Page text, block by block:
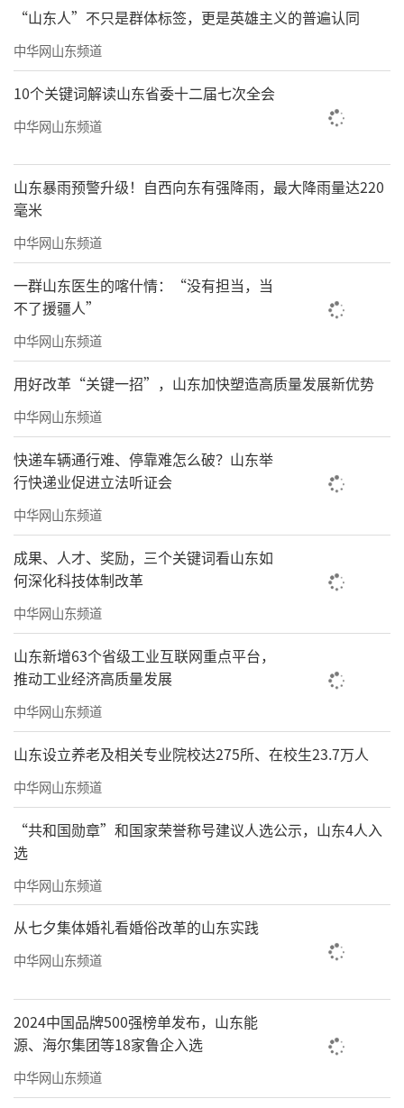
仿若从古代画卷中走来。她们或温婉端庄，或
英姿飒爽，举手投足间尽显古典韵味，仿佛带
着现场观众穿越了时空。华丽的配饰、精致的
妆容更是为表演添彩，让观众领略到了汉服之
美和传统文化的魅力。
双方举行优秀传统文化传承共建签约仪
式，仪式由王万里主持。与会人员就共建活动
的主题及内容进行交流，对学生群体积极反响
进行反馈，对落实措施达成共识。山东省儒学
发展促进会与山东工程职业技术大学共同签署
优秀传统文化传承共建协议书。
手共进，以优秀传统文化传承活动为起点，创
新教育形式，开展系列传统文化进校园活动，
营造浓厚传统文化氛围，让中华优秀传统文化
子成长过程中不可或缺的精神给养。
（来源：山东工程职业技术大学）
责任编辑：周龙
“山东人”不只是群体标签，更是英雄主义的普遍认同
中华网山东频道
10个关键词解读山东省委十二届七次全会
中华网山东频道
山东暴雨预警升级！自西向东有强降雨，最大降雨量达220
毫米
中华网山东频道
一群山东医生的喀什情：“没有担当，当
不了援疆人”
中华网山东频道
用好改革“关键一招”，山东加快塑造高质量发展新优势
中华网山东频道
快递车辆通行难、停靠难怎么破？山东举
行快递业促进立法听证会
中华网山东频道
成果、人才、奖励，三个关键词看山东如
何深化科技体制改革
中华网山东频道
山东新增63个省级工业互联网重点平台，
推动工业经济高质量发展
中华网山东频道
山东设立养老及相关专业院校达275所、在校生23.7万人
中华网山东频道
“共和国勋章”和国家荣誉称号建议人选公示，山东4人入
选
中华网山东频道
从七夕集体婚礼看婚俗改革的山东实践
中华网山东频道
2024中国品牌500强榜单发布，山东能
源、海尔集团等18家鲁企入选
中华网山东频道